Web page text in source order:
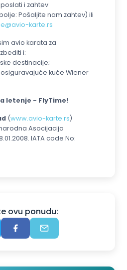
i zahtev
Pošaljite nam zahtev) ili
karte.rs
avio karata za
i:
destinacije;
kuće Wiener
letenje - FlyTime!
(www.avio-karte.rs)
Asocijacija
IATA code No:
ovu ponudu: